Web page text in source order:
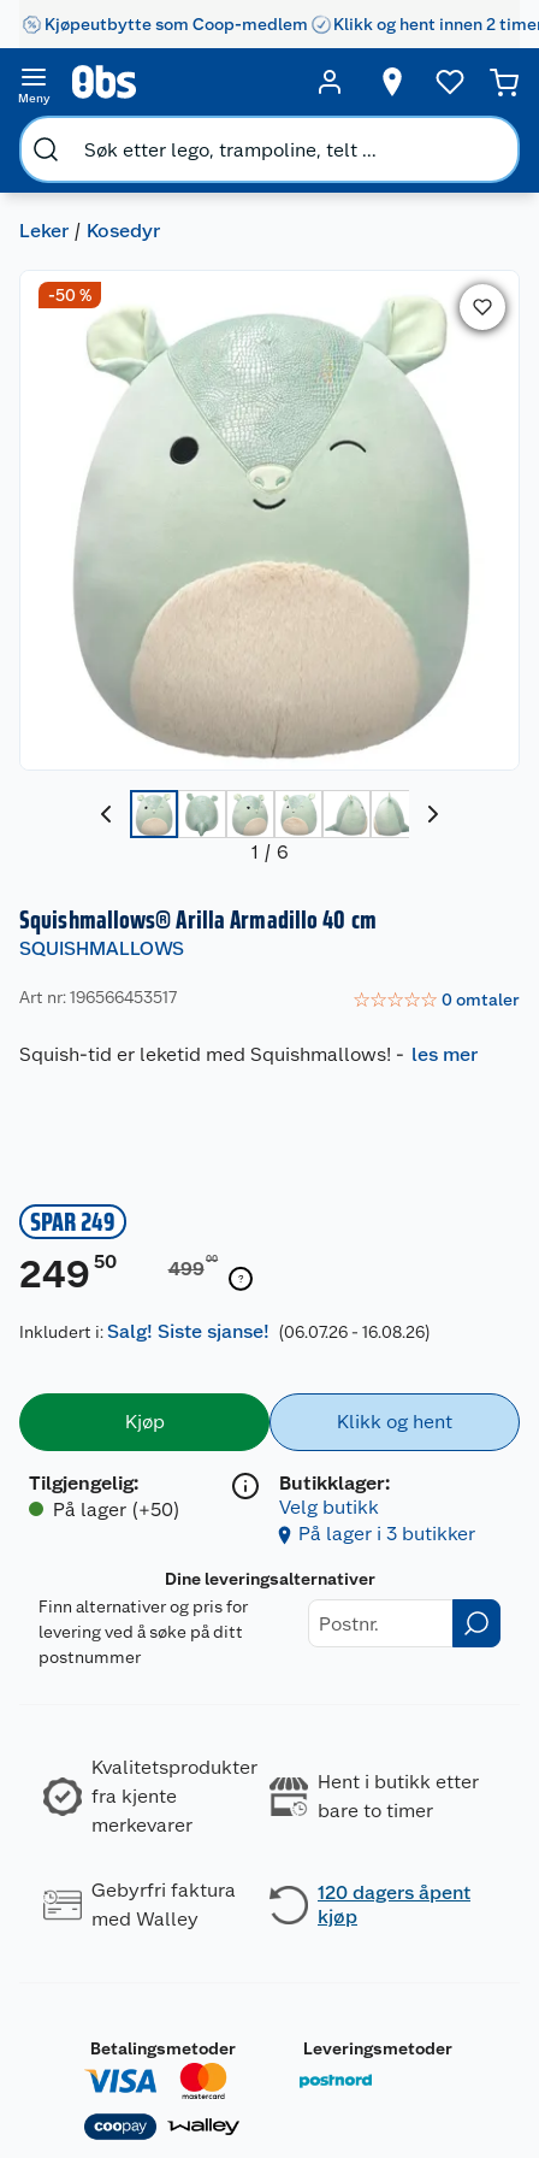
Kjøpeutbytte som Coop-medlem Klikk og hent innen 2
Meny
Leker Kosedyr
1 / 6
-50 %
Squishmallows® Arilla Armadillo 40 cm
SQUISHMALLOWS
Art nr: 196566453517 ☆☆☆☆☆ 0omtaler
Squish-tid er leketid med Squishmallows! - les mer
SPAR 249
249 50 49900
Inkludert i:Salg! Siste sjanse! (06.07.26 - 16.08.26)
Kjøp
Tilgjengelig:
På lager (+50)
Klikk og hent
Butikklager:
Velg butikk
På lager i 3 butikker
Dine leveringsalternativer
Finn alternativer og pris for
levering ved å søke på ditt
postnummer
Kvalitetsprodukter
fra kjente
merkevarer
Hent i butikk etter
bare to timer
Gebyrfri faktura
med Walley
120 dagers åpent
kjøp
Betalingsmetoder Leveringsmetoder